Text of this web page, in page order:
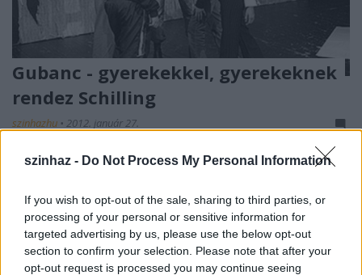
szinhaz - Do Not Process My Personal Information
If you wish to opt-out of the sale, sharing to third parties, or
processing of your personal or sensitive information for
targeted advertising by us, please use the below opt-out
section to confirm your selection. Please note that after your
opt-out request is processed you may continue seeing
Gubanc - gyerekekkel, gyerekeknek
rendez Schilling
szinhazhu • 2012. január 27.
A Káva Kulturális Műhely legújabb színházi
résztvevő gyerekek. A színház és a mese segítségével
egy olyan közös játéktér jön létre, ahol a gyerekek
szabadon gondolkodhatnak és játszhatnak arról,
miért nehéz jó gyereknek lenni. A színházi nevelési…